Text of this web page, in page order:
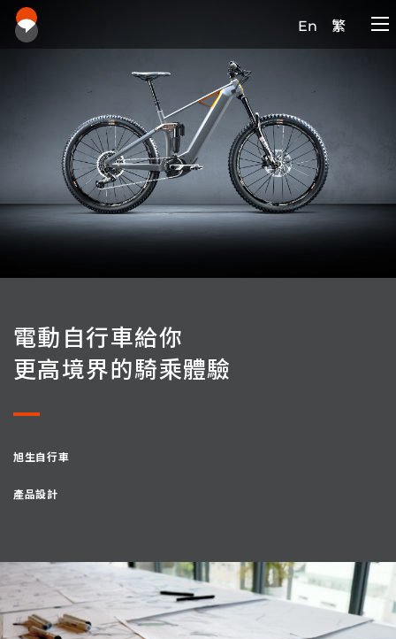
En 繁
電動自行車給你
更高境界的騎乘體驗
旭生自行車
產品設計